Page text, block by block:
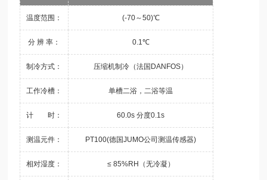
温度范围： (-70～50)℃
分 辨 率： 0.1℃
制冷方式： 压缩机制冷（法国DANFOS）
工作冷槽： 单槽二浴，二浴等温
计 时： 60.0s 分度0.1s
测温元件： PT100(德国JUMO公司测温传感器)
相对湿度： ≤ 85%RH（无冷凝）